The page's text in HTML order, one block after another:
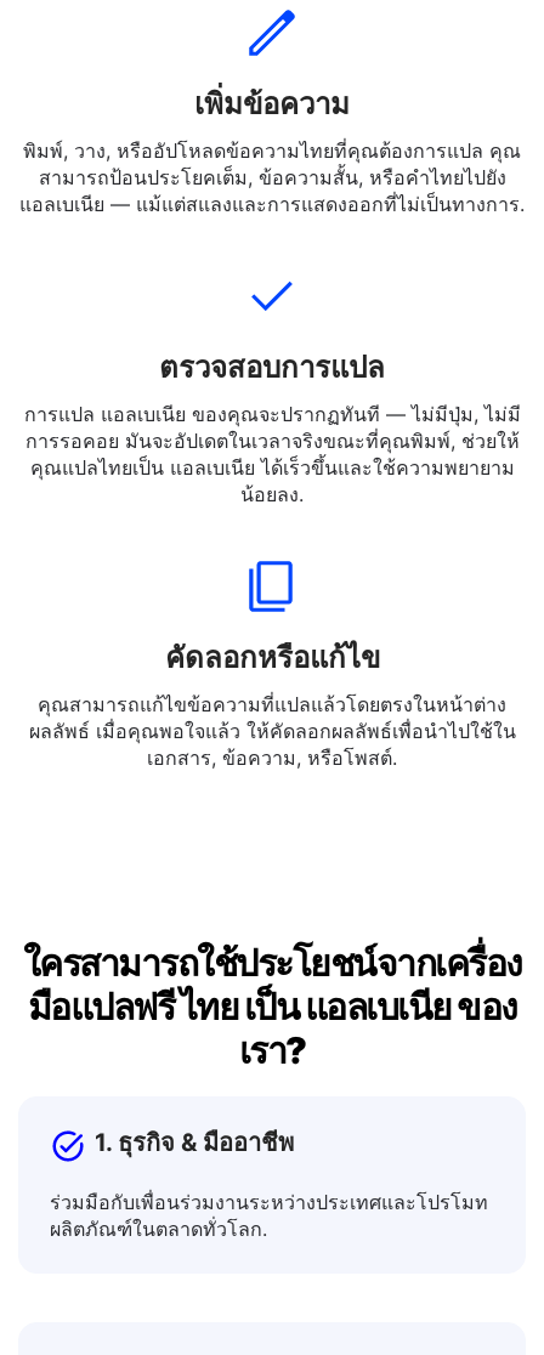
ทันที ไม่มีการลงทะเบียน ไม่มีการสมัครสมาชิก.
เพิ่มข้อความ
พิมพ์, วาง, หรืออัปโหลดข้อความไทยที่คุณต้องการแปล คุณ
ตรวจสอบการแปล
การแปล แอลเบเนีย ของคุณจะปรากฏทันที — ไม่มีปุ่ม, ไม่มี
การรอคอย มันจะอัปเดตในเวลาจริงขณะที่คุณพิมพ์, ช่วยให้
น้อยลง.
คัดลอกหรือแก้ไข
คุณสามารถแก้ไขข้อความที่แปลแล้วโดยตรงในหน้าต่าง
ใครสามารถใช้ประโยชน์จากเครื่อง
มือแปลฟรี ไทย เป็น แอลเบเนีย ของ
1. ธุรกิจ & มืออาชีพ